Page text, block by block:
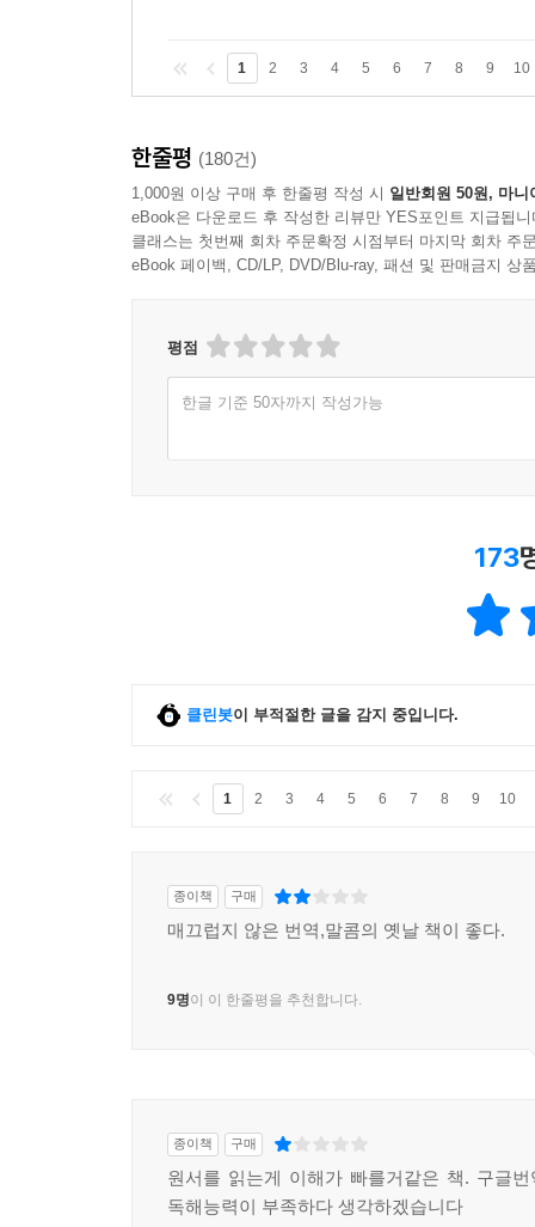
1 2 3 4 5 6 7 8 9 10
한줄평 (180건)
1,000원 이상 구매 후 한줄평 작성 시 일반회원 50원, 마니
eBook은 다운로드 후 작성한 리뷰만 YES포인트 지급됩니
클래스는 첫번째 회차 주문확정 시점부터 마지막 회차 주
eBook 페이백, CD/LP, DVD/Blu-ray, 패션 및 판매금지 상
평점
한글 기준 50자까지 작성가능
173
클린봇이 부적절한 글을 감지 중입니다.
1 2 3 4 5 6 7 8 9 10
종이책 구매
매끄럽지 않은 번역,말콤의 옛날 책이 좋다.
9명이 이 한줄평을 추천합니다.
종이책 구매
원서를 읽는게 이해가 빠를거같은 책. 구글
독해능력이 부족하다 생각하겠습니다